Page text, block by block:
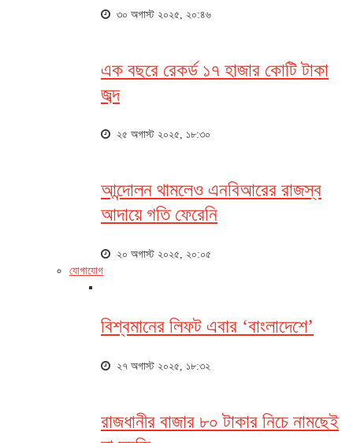
৩০ অগাস্ট ২০২৫, ২০:৪৬
এক বছরে রেকর্ড ১৭ হাজার কোটি টাকা
জব্দ
২৫ অগাস্ট ২০২৫, ১৮:৩০
আন্দোলন থামলেও এনবিআরের রাজস্ব
আদায়ে গতি ফেরেনি
২০ অগাস্ট ২০২৫, ২০:০৫
যোগাযোগ
বিশ্বমানের লিফট এবার ‘বাংলাদেশে’
২৭ অগাস্ট ২০২৫, ১৮:৩২
রাজধানীর বাজার ৮০ টাকার নিচে নামছেই